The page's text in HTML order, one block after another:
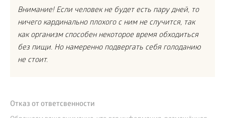
Внимание! Если человек не будет есть пару дней, то
ничего кардинально плохого с ним не случится, так
как организм способен некоторое время обходиться
без пищи. Но намеренно подвергать себя голоданию
не стоит.
Отказ от ответсвенности